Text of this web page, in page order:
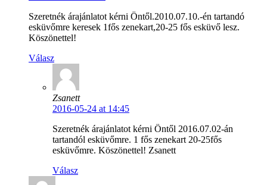
Szeretnék árajánlatot kérni Öntől.2010.07.10.-én tartandó
esküvőmre keresek 1fős zenekart,20-25 fős esküvő lesz.
Köszönettel!
Válasz
Zsanett
2016-05-24 at 14:45
Szeretnék árajánlatot kérni Öntől 2016.07.02-án
tartandól esküvőmre. 1 fős zenekart 20-25fős
esküvőmre. Köszönettel! Zsanett
Válasz